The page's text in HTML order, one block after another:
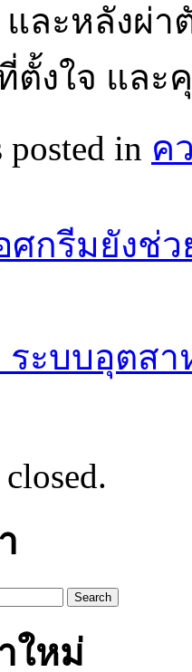
และหลังผ่
ตั้งใจ แล
in ค
ศกรีมยังช่
ระบบอุต
ใหม่